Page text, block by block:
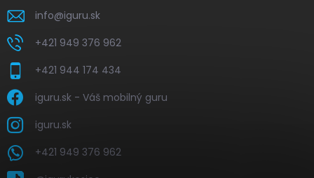
info@iguru.sk
+421 949 376 962
+421 944 174 434
iguru.sk - Váš mobilný guru
iguru.sk
+421 949 376 962